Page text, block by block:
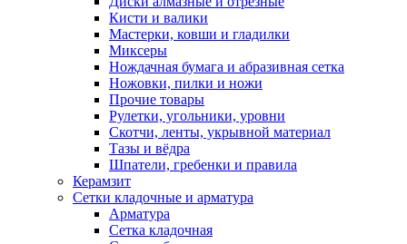
Кисти и валики
Мастерки, ковши и гладилки
Миксеры
Нождачная бумага и абразивная сетка
Ножовки, пилки и ножи
Прочие товары
Рулетки, угольники, уровни
Скотчи, ленты, укрывной материал
Тазы и вёдра
Шпатели, гребенки и правила
Керамзит
Сетки кладочные и арматура
Арматура
Сетка кладочная